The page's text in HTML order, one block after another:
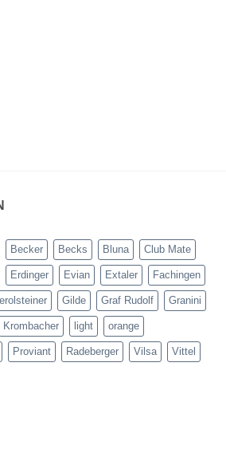
Becker Becks Bluna Club Mate
Erdinger Evian Extaler Fachingen
Gilde Graf Rudolf Granini
Krombacher light orange
Proviant Radeberger Vilsa Vittel